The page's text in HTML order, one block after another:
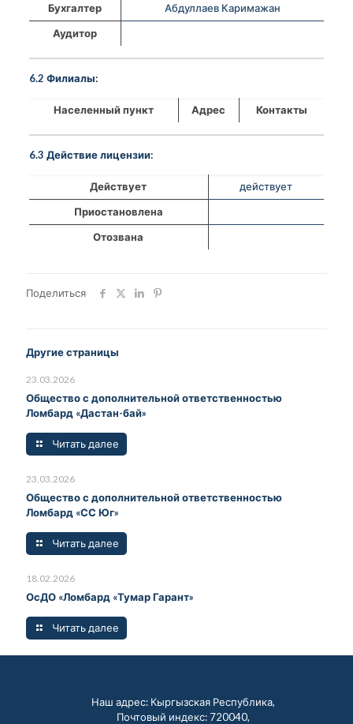
Бухгалтер
Абдуллаев Каримажан
Аудитор
6.2 Филиалы:
Населенный пункт Адрес Контакты
6.3 Действие лицензии:
Действует
действует
Приостановлена
Отозвана
Поделиться
Другие страницы
23.03.2026
Общество с дополнительной ответственностью
Ломбард «Дастан-бай»
Читать далее
23.03.2026
Общество с дополнительной ответственностью
Ломбард «СС Юг»
Читать далее
18.02.2026
ОсДО «Ломбард «Тумар Гарант»
Читать далее
Наш адрес: Кыргызская Республика,
Почтовый индекс: 720040,